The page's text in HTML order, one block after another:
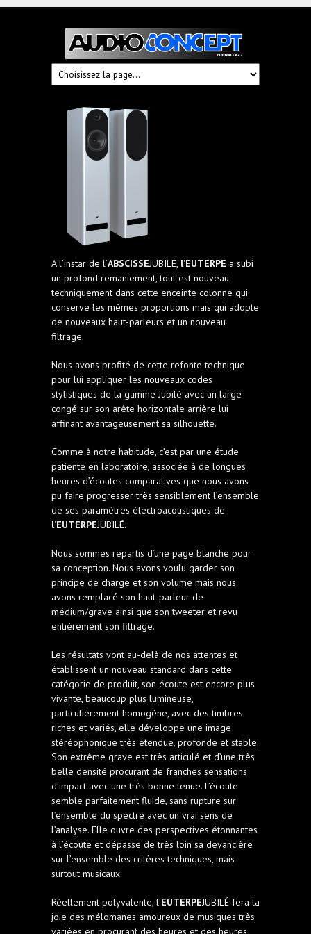
Audioconcept
Fornallaz
A l’instar de l’ABSCISSEJUBILÉ, l’EUTERPE a subi
un profond remaniement, tout est nouveau
techniquement dans cette enceinte colonne qui
conserve les mêmes proportions mais qui adopte
de nouveaux haut-parleurs et un nouveau
filtrage.
Nous avons profité de cette refonte technique
pour lui appliquer les nouveaux codes
stylistiques de la gamme Jubilé avec un large
congé sur son arête horizontale arrière lui
affinant avantageusement sa silhouette.
Comme à notre habitude, c’est par une étude
patiente en laboratoire, associée à de longues
heures d’écoutes comparatives que nous avons
pu faire progresser très sensiblement l’ensemble
de ses paramètres électroacoustiques de
l’EUTERPEJUBILÉ.
Nous sommes repartis d’une page blanche pour
sa conception. Nous avons voulu garder son
principe de charge et son volume mais nous
avons remplacé son haut-parleur de
médium/grave ainsi que son tweeter et revu
entièrement son filtrage.
Les résultats vont au-delà de nos attentes et
établissent un nouveau standard dans cette
catégorie de produit, son écoute est encore plus
vivante, beaucoup plus lumineuse,
particulièrement homogène, avec des timbres
riches et variés, elle développe une image
stéréophonique très étendue, profonde et stable.
Son extrême grave est très articulé et d’une très
belle densité procurant de franches sensations
d’impact avec une très bonne tenue. L’écoute
semble parfaitement fluide, sans rupture sur
l’ensemble du spectre avec un vrai sens de
l’analyse. Elle ouvre des perspectives étonnantes
à l’écoute et dépasse de très loin sa devancière
sur l’ensemble des critères techniques, mais
surtout musicaux.
Réellement polyvalente, l’EUTERPEJUBILÉ fera la
joie des mélomanes amoureux de musiques très
variées en procurant des heures et des heures